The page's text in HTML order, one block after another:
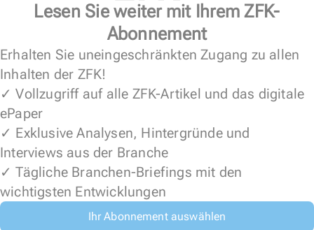
Lesen Sie weiter mit Ihrem ZFK-
Abonnement
Erhalten Sie uneingeschränkten Zugang zu allen
Inhalten der ZFK!
✓ Vollzugriff auf alle ZFK-Artikel und das digitale
ePaper
✓ Exklusive Analysen, Hintergründe und
Interviews aus der Branche
✓ Tägliche Branchen-Briefings mit den
wichtigsten Entwicklungen
Ihr Abonnement auswählen